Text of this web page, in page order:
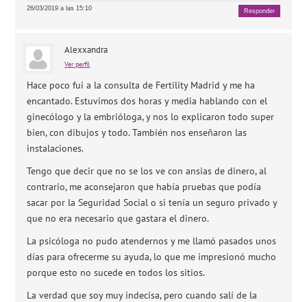
26/03/2019 a las 15:10 Responder
Alexxandra
Ver perfil
Hace poco fui a la consulta de Fertility Madrid y me ha
encantado. Estuvimos dos horas y media hablando con el
ginecólogo y la embrióloga, y nos lo explicaron todo super
bien, con dibujos y todo. También nos enseñaron las
instalaciones.
Tengo que decir que no se los ve con ansias de dinero, al
contrario, me aconsejaron que había pruebas que podía
sacar por la Seguridad Social o si tenía un seguro privado y
que no era necesario que gastara el dinero.
La psicóloga no pudo atendernos y me llamó pasados unos
días para ofrecerme su ayuda, lo que me impresionó mucho
porque esto no sucede en todos los sitios.
La verdad que soy muy indecisa, pero cuando salí de la